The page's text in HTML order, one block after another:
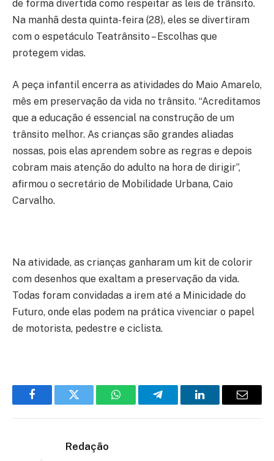
de forma divertida como respeitar as leis de trânsito.
Na manhã desta quinta-feira (28), eles se divertiram
com o espetáculo Teatrânsito – Escolhas que
protegem vidas.
A peça infantil encerra as atividades do Maio Amarelo,
mês em preservação da vida no trânsito. “Acreditamos
que a educação é essencial na construção de um
trânsito melhor. As crianças são grandes aliadas
nossas, pois elas aprendem sobre as regras e depois
cobram mais atenção do adulto na hora de dirigir”,
afirmou o secretário de Mobilidade Urbana, Caio
Carvalho.
Na atividade, as crianças ganharam um kit de colorir
com desenhos que exaltam a preservação da vida.
Todas foram convidadas a irem até a Minicidade do
Futuro, onde elas podem na prática vivenciar o papel
de motorista, pedestre e ciclista.
FacebookTwitter WhatsAppTelegramLinkedInEmail
Redação